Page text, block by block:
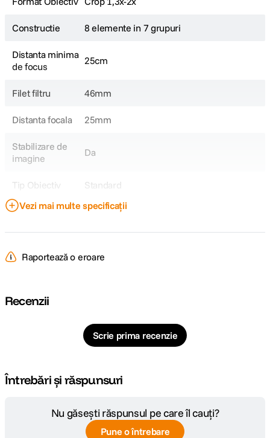
Constructie 8 elemente in 7 grupuri
Distanta minima
de focus
25cm
Filet filtru 46mm
Distanta focala 25mm
Stabilizare de
imagine
Da
Tip Obiectiv Standard
Obiectiv Fix /
Focala Fixa
7
Diafragma
f/1.7
Diafragma maxima: f/1.7Diafragma
minima: f/22
Vezi mai multe specificații
Raportează o eroare
Recenzii
Scrie prima recenzie
Întrebări și răspunsuri
Nu găsești răspunsul pe care îl cauți?
Pune o întrebare